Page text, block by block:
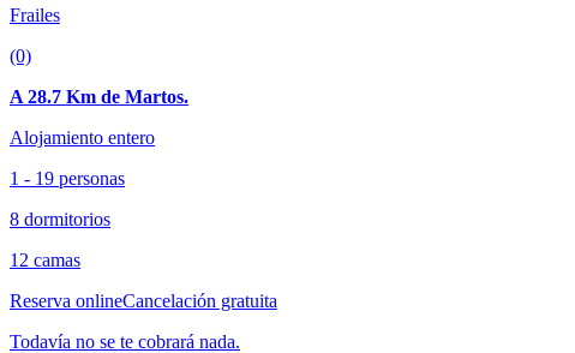
Frailes
(0)
A 28.7 Km de Martos.
Alojamiento entero
1 - 19 personas
8 dormitorios
12 camas
Reserva onlineCancelación gratuita
Todavía no se te cobrará nada.